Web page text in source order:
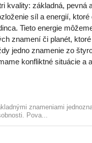
kvality: základná, pevná
síl a energií,
Tieto energie
znamení či planét,
jedno znamenie zo
konfliktné situácie a
znameniami
Pova...